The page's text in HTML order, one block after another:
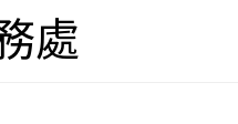
處